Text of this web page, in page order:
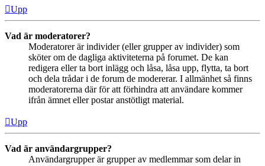
Upp
Vad är moderatorer?
Moderatorer är individer (eller grupper av individer) som
sköter om de dagliga aktiviteterna på forumet. De kan
redigera eller ta bort inlägg och låsa, låsa upp, flytta, ta bort
och dela trådar i de forum de modererar. I allmänhet så finns
moderatorerna där för att förhindra att användare kommer
ifrån ämnet eller postar anstötligt material.
Upp
Vad är användargrupper?
Användargrupper är grupper av medlemmar som delar in